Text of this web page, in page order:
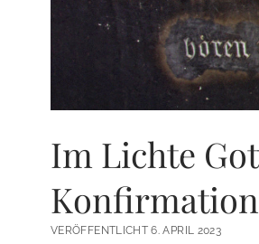
Im Lichte
VERÖFFENTLICHT 6. APRIL 2023